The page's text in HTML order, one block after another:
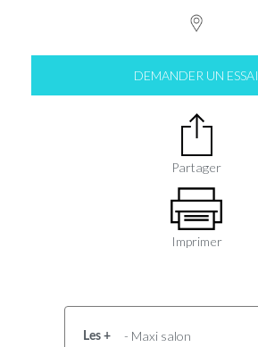
DEMANDER UN ESSAI
Partager
Imprimer
Les +
- Maxi salon